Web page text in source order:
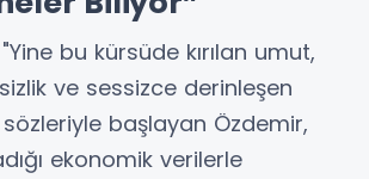
bu kürsüde kırılan umut,
ve sessizce derinleşen
başlayan Özdemir,
ekonomik verilerle